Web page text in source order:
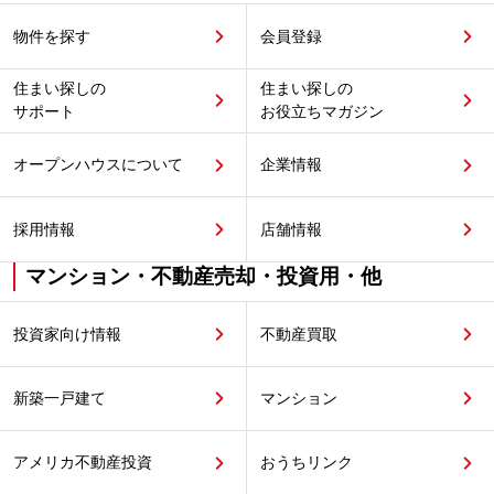
物件を探す 会員登録
住まい探しの
サポート
住まい探しの
お役立ちマガジン
オープンハウスについて 企業情報
採用情報 店舗情報
マンション・不動産売却・投資用・他
投資家向け情報 不動産買取
新築一戸建て マンション
アメリカ不動産投資 おうちリンク